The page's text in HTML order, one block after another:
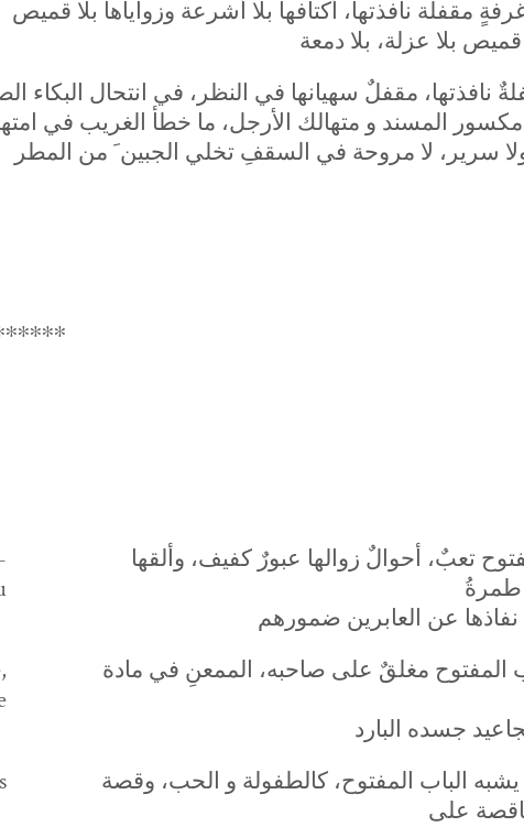
نافذتها، مقفلٌ سهيانها في النظر، في انتحال البكاء
المسند و متهالك الأرجل، ما خطأ الغريب في
تعبٌ، أحوالٌ زوالها عبورٌ كفيف، وألقها
طمرةُ
المفتوح مغلقٌ على صاحبه، الممعنِ في مادة
جسده البارد
الباب المفتوح، كالطفولة و الحب، وقصة